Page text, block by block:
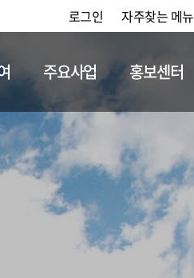
로그인 자주찾는 메뉴
용정보
주요사업 홍보센터